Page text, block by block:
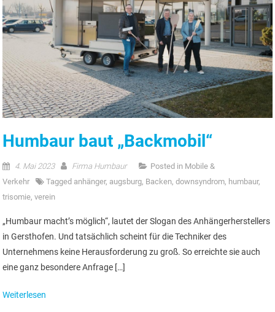
Humbaur baut „Backmobil“
4. Mai 2023 Firma Humbaur Posted in Mobile &
Verkehr
Tagged anhänger, augsburg, Backen,downsyndrom, humbaur,
trisomie,verein
„Humbaur macht’s möglich“, lautet der Slogan des Anhängerherstellers
in Gersthofen. Und tatsächlich scheint für die Techniker des
Unternehmens keine Herausforderung zu groß. So erreichte sie auch
eine ganz besondere Anfrage […]
Weiterlesen